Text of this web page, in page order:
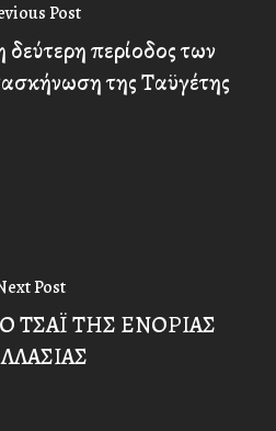
Post
περίοδος των
της Ταϋγέτης
Post
ΤΣΑΪ ΤΗΣ ΕΝΟΡΙΑΣ